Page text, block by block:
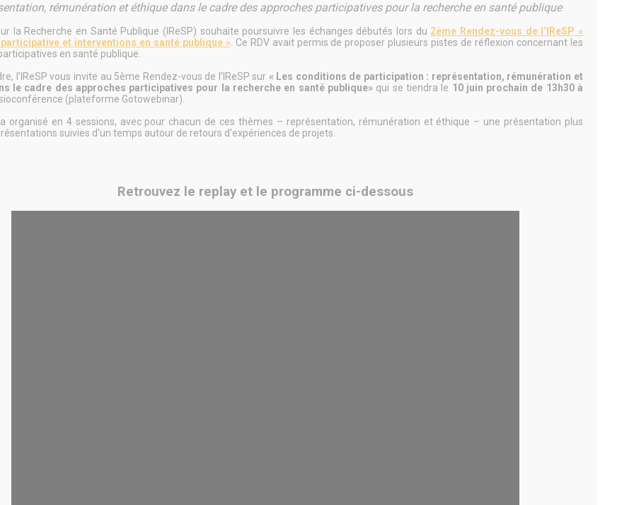
rémunération et éthique dans le cadre des approches participatives pour la recherche en santé publique
la Recherche en Santé Publique (IReSP) souhaite poursuivre les échanges débutés lors du 2ème Rendez-vous de l’IReSP «
participative et interventions en santé publique ». Ce RDV avait permis de proposer plusieurs pistes de réflexion concernant les
en santé publique.
l’IReSP vous invite au 5ème Rendez-vous de l’IReSP sur « Les conditions de participation : représentation, rémunération et
le cadre des approches participatives pour la recherche en santé publique»qui se tiendra le 10 juin prochain de 13h30 à
(plateforme Gotowebinar).
organisé en 4 sessions, avec pour chacun de ces thèmes – représentation, rémunération et éthique – une présentation plus
suivies d'un temps autour de retours d'expériences de projets.
Retrouvez le replay et le programme ci-dessous